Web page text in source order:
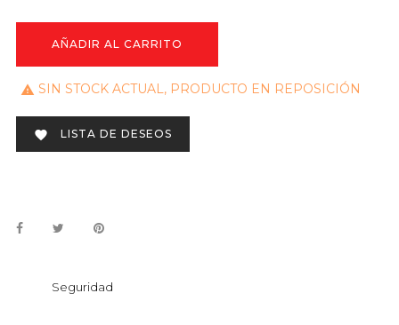
AÑADIR AL CARRITO
 SIN STOCK ACTUAL, PRODUCTO EN REPOSICIÓN
 LISTA DE DESEOS
Seguridad